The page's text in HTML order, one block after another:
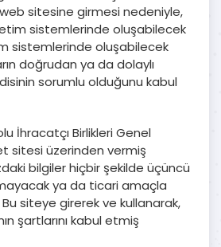
sitesine girmesi nedeniyle,
sistemlerinde oluşabilecek
sistemlerinde oluşabilecek
doğrudan ya da dolaylı
sorumlu olduğunu kabul
İhracatçı Birlikleri Genel
sitesi üzerinden vermiş
bilgiler hiçbir şekilde üçüncü
ya da ticari amaçla
Bu siteye girerek ve kullanarak,
şartlarını kabul etmiş